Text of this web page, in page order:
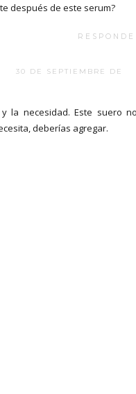
después de este serum?
30 DE SEPTIEMBRE DE
la necesidad. Este suero
deberías agregar.